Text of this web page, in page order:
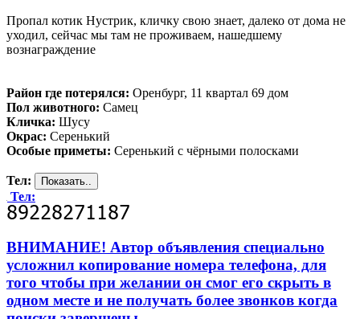
Пропал котик Нустрик, кличку свою знает, далеко от дома не
уходил, сейчас мы там не проживаем, нашедшему
вознаграждение
Район где потерялся: Оренбург, 11 квартал 69 дом
Пол животного: Самец
Кличка: Шусу
Окрас: Серенький
Особые приметы: Серенький с чёрными полосками
Тел:
Тел:
ВНИМАНИЕ! Автор объявления специально
усложнил копирование номера телефона, для
того чтобы при желании он смог его скрыть в
одном месте и не получать более звонков когда